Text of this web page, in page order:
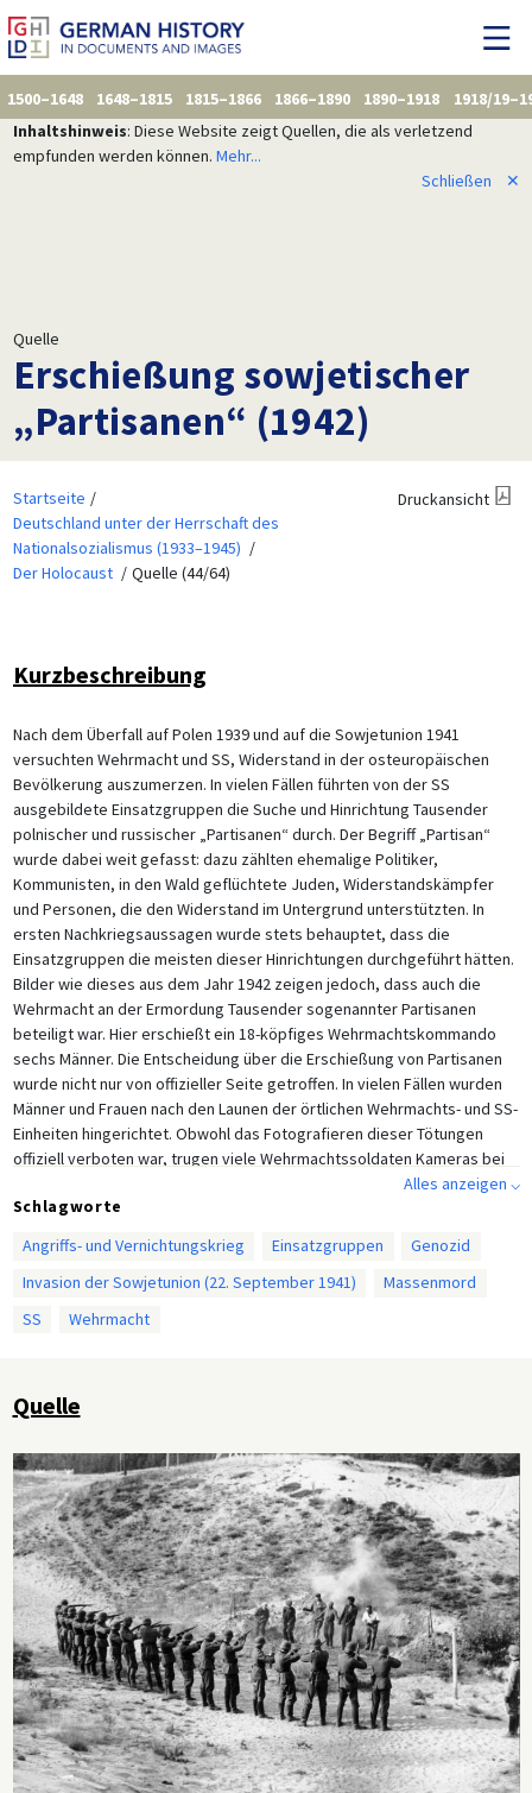
1500–1648 1648–1815 1815–1866 1866–1890 1890–1918
1918/
Inhaltshinweis: Diese Website zeigt Quellen, die als verletzend
empfunden werden können. Mehr...
Schließen
✕
Quelle
Erschießung sowjetischer
„Partisanen“ (1942)
Startseite
Deutschland unter der Herrschaft des
Nationalsozialismus (1933–1945)
Der Holocaust
Quelle (44/64)
Druckansicht
Kurzbeschreibung
Nach dem Überfall auf Polen 1939 und auf die Sowjetunion 1941
versuchten Wehrmacht und SS, Widerstand in der osteuropäischen
Bevölkerung auszumerzen. In vielen Fällen führten von der SS
ausgebildete Einsatzgruppen die Suche und Hinrichtung Tausender
polnischer und russischer „Partisanen“ durch. Der Begriff „Partisan“
wurde dabei weit gefasst: dazu zählten ehemalige Politiker,
Kommunisten, in den Wald geflüchtete Juden, Widerstandskämpfer
und Personen, die den Widerstand im Untergrund unterstützten. In
ersten Nachkriegsaussagen wurde stets behauptet, dass die
Einsatzgruppen die meisten dieser Hinrichtungen durchgeführt hätten.
Bilder wie dieses aus dem Jahr 1942 zeigen jedoch, dass auch die
Wehrmacht an der Ermordung Tausender sogenannter Partisanen
beteiligt war. Hier erschießt ein 18-köpfiges Wehrmachtskommando
sechs Männer. Die Entscheidung über die Erschießung von Partisanen
wurde nicht nur von offizieller Seite getroffen. In vielen Fällen wurden
Männer und Frauen nach den Launen der örtlichen Wehrmachts- und SS-
Einheiten hingerichtet. Obwohl das Fotografieren dieser Tötungen
offiziell verboten war, trugen viele Wehrmachtssoldaten Kameras bei
sich und dokumentierten ihre Beteiligung an diesen Verbrechen. In
einigen Fällen schickten Soldaten die Fotos zusammen mit einem Brief,
in dem sie ihre „Arbeit“ an der Ostfront beschrieben, an ihre Familien.
Alles anzeigen ⌵
Schlagworte
Angriffs- und Vernichtungskrieg
Einsatzgruppen
Genozid
Invasion der Sowjetunion (22. September 1941)
Massenmord
SS
Wehrmacht
Quelle